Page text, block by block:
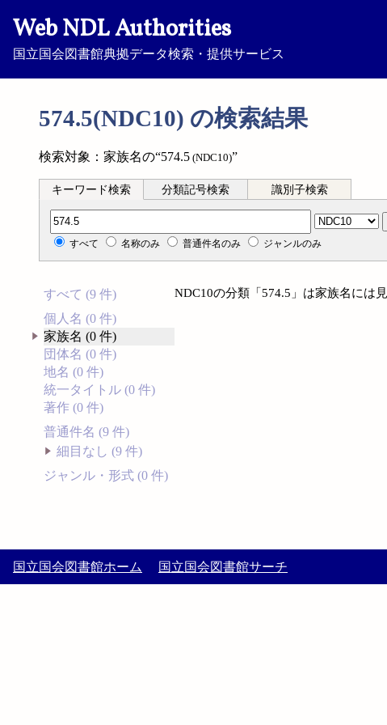
Web NDL Authorities
国立国会図書館典拠データ検索・提供サービス
574.5(NDC10) の検索結果
検索対象：家族名の“574.5 (NDC10)”
キーワード検索 分類記号検索 識別子検索
分類記号検索
すべて 名称のみ 普通件名のみ ジャンルのみ
すべて (9 件)
個人名 (0 件)
家族名 (0 件)
団体名 (0 件)
地名 (0 件)
統一タイトル (0 件)
著作 (0 件)
普通件名 (9 件)
細目なし (9 件)
ジャンル・形式 (0 件)
NDC10の分類「574.5」は家族名には
国立国会図書館ホーム 国立国会図書館サーチ